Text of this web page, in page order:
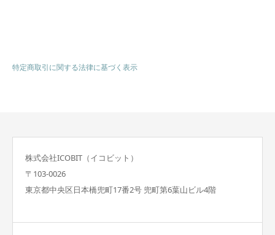
特定商取引に関する法律に基づく表示
株式会社ICOBIT（イコビット）
〒103-0026
東京都中央区日本橋兜町17番2号 兜町第6葉山ビル4階